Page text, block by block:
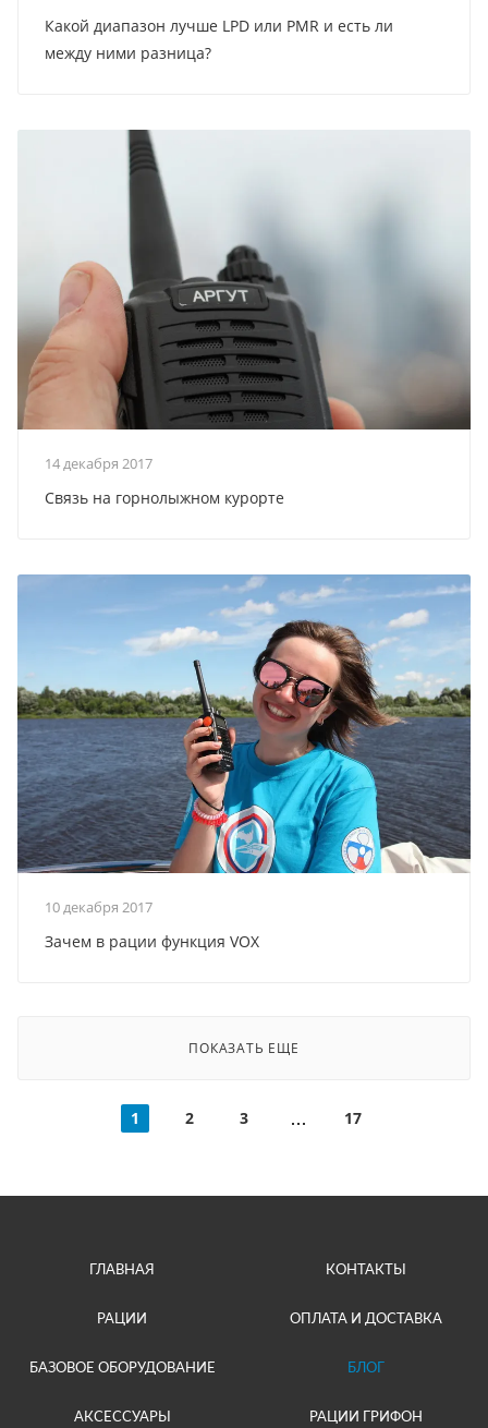
Какой диапазон лучше LPD или PMR и есть ли
между ними разница?
14 декабря 2017
Связь на горнолыжном курорте
10 декабря 2017
Зачем в рации функция VOX
ПОКАЗАТЬ ЕЩЕ
1 2 3 17
ГЛАВНАЯ
РАЦИИ
БАЗОВОЕ ОБОРУДОВАНИЕ
АКСЕССУАРЫ
КОНТАКТЫ
ОПЛАТА И ДОСТАВКА
БЛОГ
РАЦИИ ГРИФОН